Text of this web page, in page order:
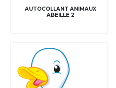
AUTOCOLLANT ANIMAUX
ABEILLE 2